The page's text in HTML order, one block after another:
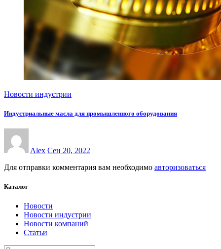
Новости индустрии
Индустриальные масла для промышленного оборудования
Alex Сен 20, 2022
Для отправки комментария вам необходимо авторизоваться
Каталог
Новости
Новости индустрии
Новости компаний
Статьи